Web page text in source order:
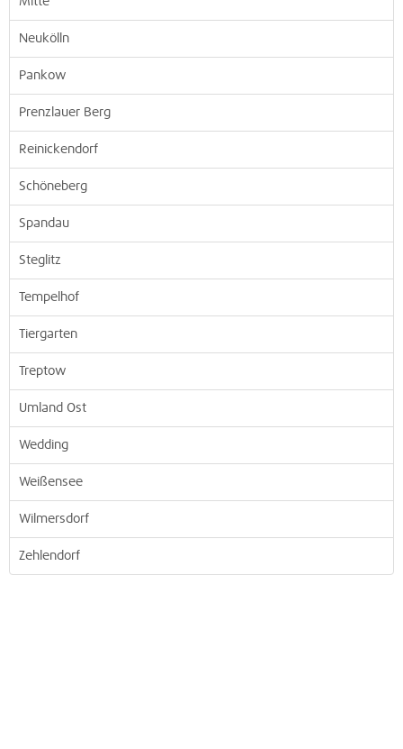
Neukölln
Pankow
Prenzlauer Berg
Reinickendorf
Schöneberg
Spandau
Steglitz
Tempelhof
Tiergarten
Treptow
Umland Ost
Wedding
Weißensee
Wilmersdorf
Zehlendorf